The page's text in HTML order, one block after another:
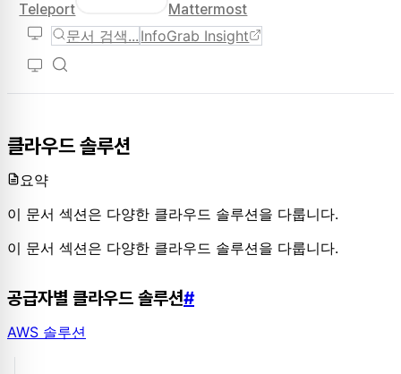
Teleport Mattermost
문서 검색... InfoGrab Insight
클라우드 솔루션
요약
이 문서 섹션은 다양한 클라우드 솔루션을 다룹니다.
이 문서 섹션은 다양한 클라우드 솔루션을 다룹니다.
공급자별 클라우드 솔루션#
AWS 솔루션